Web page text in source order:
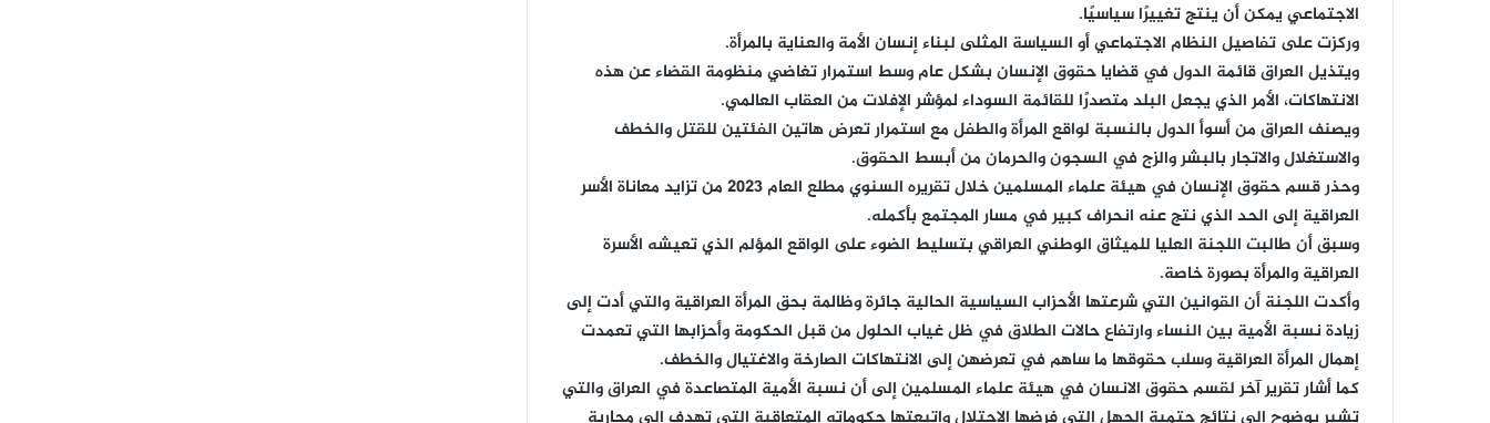
الاجتماعي يمكن أن ينتج تغييرًا سياسيًا.
وركزت على تفاصيل النظام الاجتماعي أو السياسة المثلى لبناء إنسان الأمة والعناية بالمرأة.
ويتذيل العراق قائمة الدول في قضايا حقوق الإنسان بشكل عام وسط استمرار تغاضي منظومة القضاء عن هذه
الانتهاكات، الأمر الذي يجعل البلد متصدرًا للقائمة السوداء لمؤشر الإفلات من العقاب العالمي.
ويصنف العراق من أسوأ الدول بالنسبة لواقع المرأة والطفل مع استمرار تعرض هاتين الفئتين للقتل والخطف
والاستغلال والاتجار بالبشر والزج في السجون والحرمان من أبسط الحقوق.
وحذر قسم حقوق الإنسان في هيئة علماء المسلمين خلال تقريره السنوي مطلع العام 2023 من تزايد معاناة الأسر
العراقية إلى الحد الذي نتج عنه انحراف كبير في مسار المجتمع بأكمله.
وسبق أن طالبت اللجنة العليا للميثاق الوطني العراقي بتسليط الضوء على الواقع المؤلم الذي تعيشه الأسرة
العراقية والمرأة بصورة خاصة.
وأكدت اللجنة أن القوانين التي شرعتها الأحزاب السياسية الحالية جائرة وظالمة بحق المرأة العراقية والتي أدت إلى
زيادة نسبة الأمية بين النساء وارتفاع حالات الطلاق في ظل غياب الحلول من قبل الحكومة وأحزابها التي تعمدت
إهمال المرأة العراقية وسلب حقوقها ما ساهم في تعرضهن إلى الانتهاكات الصارخة والاغتيال والخطف.
كما أشار تقرير آخر لقسم حقوق الانسان في هيئة علماء المسلمين إلى أن نسبة الأمية المتصاعدة في العراق والتي